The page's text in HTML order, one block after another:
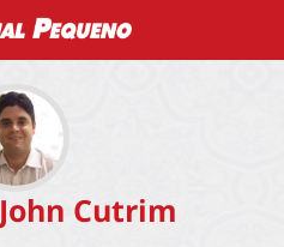
John Cutrim